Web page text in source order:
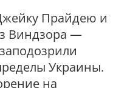
Прайдею и
Виндзора —
Украины.
на